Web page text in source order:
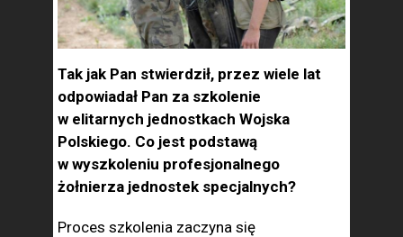
Tak jak Pan stwierdził, przez wiele lat
odpowiadał Pan za szkolenie
w elitarnych jednostkach Wojska
Polskiego. Co jest podstawą
w wyszkoleniu profesjonalnego
żołnierza jednostek specjalnych?
Proces szkolenia zaczyna się